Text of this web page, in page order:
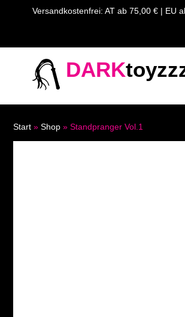
Versandkostenfrei: AT ab 75,00 € | EU
DARK
Start » Shop » Standpranger Vol.1